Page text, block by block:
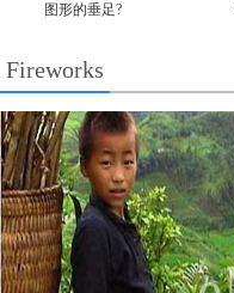
图形的垂足?
Fireworks